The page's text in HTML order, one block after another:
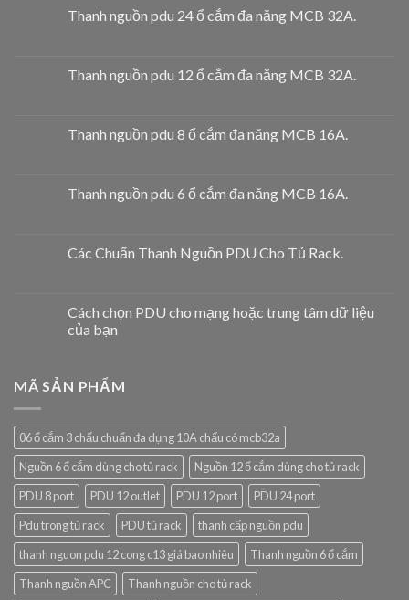
Thanh nguồn pdu 24 ổ cắm đa năng MCB 32A.
Thanh nguồn pdu 12 ổ cắm đa năng MCB 32A.
Thanh nguồn pdu 8 ổ cắm đa năng MCB 16A.
Thanh nguồn pdu 6 ổ cắm đa năng MCB 16A.
Các Chuẩn Thanh Nguồn PDU Cho Tủ Rack.
Cách chọn PDU cho mạng hoặc trung tâm dữ liệu
của bạn
MÃ SẢN PHẨM
06 ổ cắm 3 chấu chuẩn đa dụng 10A chấu có mcb32a
Nguồn 6 ổ cắm dùng cho tủ rack
Nguồn 12 ổ cắm dùng cho tủ rack
PDU 8 port
PDU 12 outlet PDU 12 port
PDU 24 port
Pdu trong tủ rack
PDU tủ rack
thanh cấp nguồn pdu
thanh nguon pdu 12 cong c13 giá bao nhiêu
Thanh nguồn 6 ổ cắm
Thanh nguồn APC
Thanh nguồn cho tủ rack